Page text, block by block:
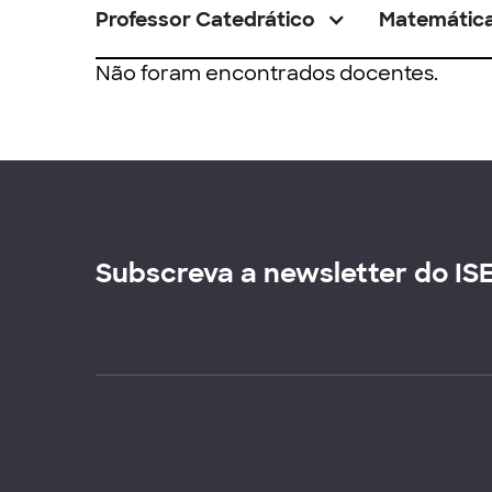
Professor Catedrático
Não foram encontrados docentes.
Subscreva a newsletter do